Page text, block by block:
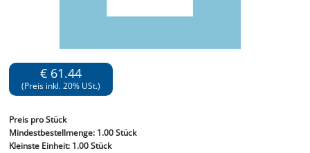
€ 61.44
(Preis inkl. 20% USt.)
Preis pro Stück
Mindestbestellmenge: 1.00 Stück
Kleinste Einheit:1.00 Stück